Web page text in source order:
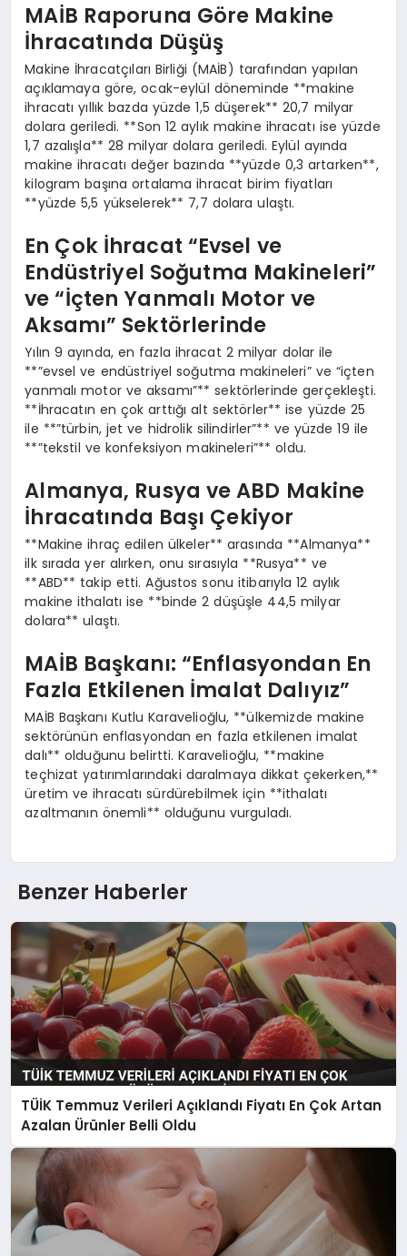
MAİB Raporuna Göre Makine
İhracatında Düşüş
Makine İhracatçıları Birliği (MAİB) tarafından yapılan
açıklamaya göre, ocak-eylül döneminde **makine
ihracatı yıllık bazda yüzde 1,5 düşerek** 20,7 milyar
dolara geriledi. **Son 12 aylık makine ihracatı ise yüzde
1,7 azalışla** 28 milyar dolara geriledi. Eylül ayında
makine ihracatı değer bazında **yüzde 0,3 artarken**,
kilogram başına ortalama ihracat birim fiyatları
**yüzde 5,5 yükselerek** 7,7 dolara ulaştı.
En Çok İhracat “Evsel ve
Endüstriyel Soğutma Makineleri”
ve “İçten Yanmalı Motor ve
Aksamı” Sektörlerinde
Yılın 9 ayında, en fazla ihracat 2 milyar dolar ile
**”evsel ve endüstriyel soğutma makineleri” ve “içten
yanmalı motor ve aksamı”** sektörlerinde gerçekleşti.
**İhracatın en çok arttığı alt sektörler** ise yüzde 25
ile **”türbin, jet ve hidrolik silindirler”** ve yüzde 19 ile
**”tekstil ve konfeksiyon makineleri”** oldu.
Almanya, Rusya ve ABD Makine
İhracatında Başı Çekiyor
**Makine ihraç edilen ülkeler** arasında **Almanya**
ilk sırada yer alırken, onu sırasıyla **Rusya** ve
**ABD** takip etti. Ağustos sonu itibarıyla 12 aylık
makine ithalatı ise **binde 2 düşüşle 44,5 milyar
dolara** ulaştı.
MAİB Başkanı: “Enflasyondan En
Fazla Etkilenen İmalat Dalıyız”
MAİB Başkanı Kutlu Karavelioğlu, **ülkemizde makine
sektörünün enflasyondan en fazla etkilenen imalat
dalı** olduğunu belirtti. Karavelioğlu, **makine
teçhizat yatırımlarındaki daralmaya dikkat çekerken,**
üretim ve ihracatı sürdürebilmek için **ithalatı
azaltmanın önemli** olduğunu vurguladı.
Benzer Haberler
TÜİK Temmuz Verileri Açıklandı Fiyatı En Çok Artan
Azalan Ürünler Belli Oldu